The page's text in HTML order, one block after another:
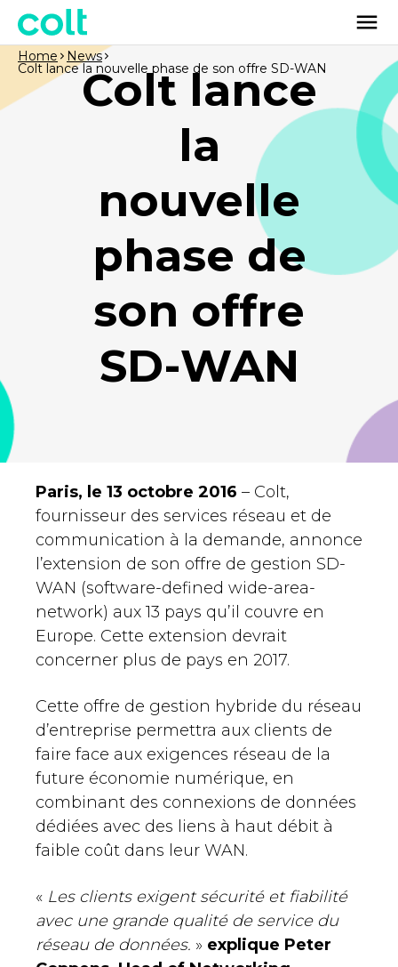
Colt lance
la
nouvelle
phase de
son offre
SD-WAN
Home News
Colt lance la nouvelle phase de son offre SD-WAN
Paris, le 13 octobre 2016 – Colt,
fournisseur des services réseau et de
communication à la demande, annonce
l’extension de son offre de gestion SD-
WAN (software-defined wide-area-
network) aux 13 pays qu’il couvre en
Europe. Cette extension devrait
concerner plus de pays en 2017.
Cette offre de gestion hybride du réseau
d’entreprise permettra aux clients de
faire face aux exigences réseau de la
future économie numérique, en
combinant des connexions de données
dédiées avec des liens à haut débit à
faible coût dans leur WAN.
« Les clients exigent sécurité et fiabilité
avec une grande qualité de service du
réseau de données. » explique Peter